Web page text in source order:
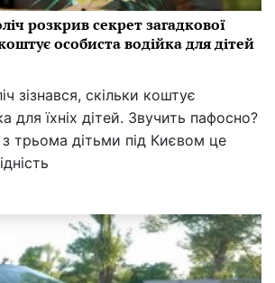
розкрив секрет загадкової
особиста водійка для дітей
зізнався, скільки коштує
для їхніх дітей. Звучить пафосно?
трьома дітьми під Києвом це